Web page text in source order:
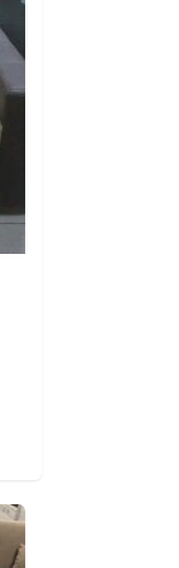
/ dziecięce
garderoby
Promocje
Kontakt